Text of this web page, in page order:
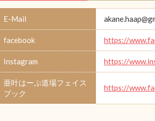
E-Mail
facebook https://
Instagram https://
亜叶はーぷ道場フェイス
ブック
https://